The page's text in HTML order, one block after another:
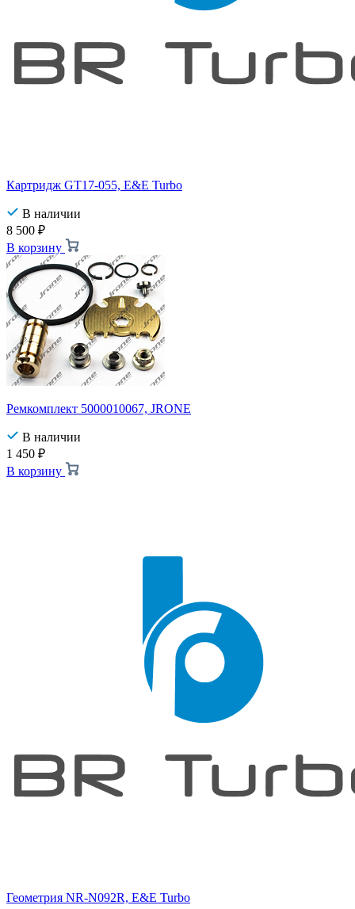
Картридж GT17-055, E&E Turbo
В наличии
8 500 ₽
В корзину
Ремкомплект 5000010067, JRONE
В наличии
1 450 ₽
В корзину
Геометрия NR-N092R, E&E Turbo